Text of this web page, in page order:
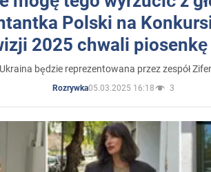
Polski na
2025 chwali
Ukraina będzie reprezentowana przez zespół
Rozrywka05.03.2025 16:18 3